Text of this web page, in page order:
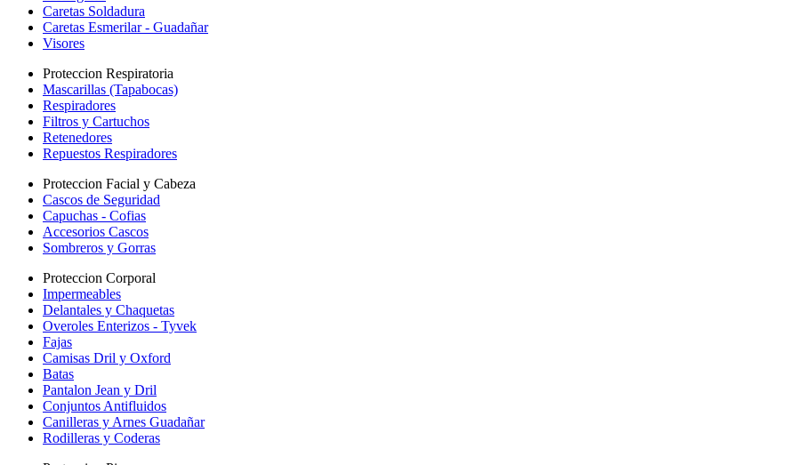
Caretas Soldadura
Caretas Esmerilar - Guadañar
Visores
Proteccion Respiratoria
Mascarillas (Tapabocas)
Respiradores
Filtros y Cartuchos
Retenedores
Repuestos Respiradores
Proteccion Facial y Cabeza
Cascos de Seguridad
Capuchas - Cofias
Accesorios Cascos
Sombreros y Gorras
Proteccion Corporal
Impermeables
Delantales y Chaquetas
Overoles Enterizos - Tyvek
Fajas
Camisas Dril y Oxford
Batas
Pantalon Jean y Dril
Conjuntos Antifluidos
Canilleras y Arnes Guadañar
Rodilleras y Coderas